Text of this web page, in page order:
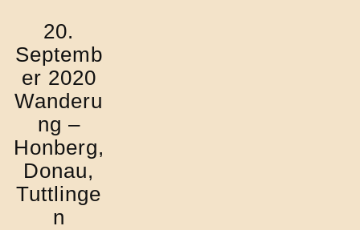
20.
Septemb
er 2020
Wanderu
ng –
Honberg,
Donau,
Tuttlinge
n